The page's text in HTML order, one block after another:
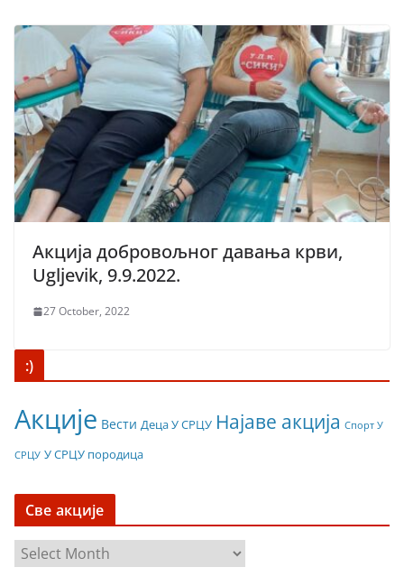
Акција добровољног давања крви,
Ugljevik, 9.9.2022.
27 October, 2022
:)
Акције Вести Деца У СРЦУ Најаве акција Спорт У
СРЦУ У СРЦУ породица
Све акције